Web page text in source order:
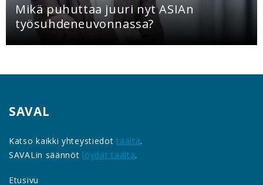
Mikä puhuttaa juuri nyt ASIAn
työsuhdeneuvonnassa?
SAVAL
Katso kaikki yhteystiedottäältä.
SAVALin säännöt löydät täältä.
Etusivu